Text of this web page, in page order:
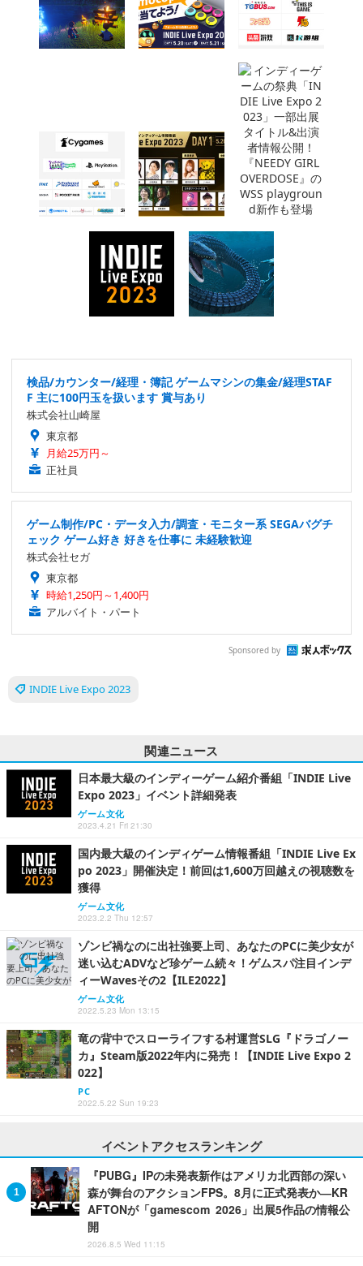
検品/カウンター/経理・簿記 ゲームマシンの集金/経理STAF
F 主に100円玉を扱います 賞与あり
株式会社山崎屋
東京都
月給25万円～
正社員
ゲーム制作/PC・データ入力/調査・モニター系 SEGAバグチ
ェック ゲーム好き 好きを仕事に 未経験歓迎
株式会社セガ
東京都
時給1,250円～1,400円
アルバイト・パート
Sponsored by
INDIE Live Expo 2023
関連ニュース
日本最大級のインディーゲーム紹介番組「INDIE Live
Expo 2023」イベント詳細発表
ゲーム文化
2023.4.21 Fri 21:30
国内最大級のインディゲーム情報番組「INDIE Live Ex
po 2023」開催決定！前回は1,600万回越えの視聴数を
獲得
ゲーム文化
2023.2.2 Thu 12:57
ゾンビ禍なのに出社強要上司、あなたのPCに美少女が
迷い込むADVなど珍ゲーム続々！ゲムスパ注目インデ
ィーWavesその2【ILE2022】
ゲーム文化
2022.5.23 Mon 13:15
竜の背中でスローライフする村運営SLG『ドラゴノー
カ』Steam版2022年内に発売！【INDIE Live Expo 2
022】
PC
2022.5.22 Sun 19:23
イベントアクセスランキング
『PUBG』IPの未発表新作はアメリカ北西部の深い
森が舞台のアクションFPS。8月に正式発表か―KR
AFTONが「gamescom 2026」出展5作品の情報公
開
2026.8.5 Wed 11:15